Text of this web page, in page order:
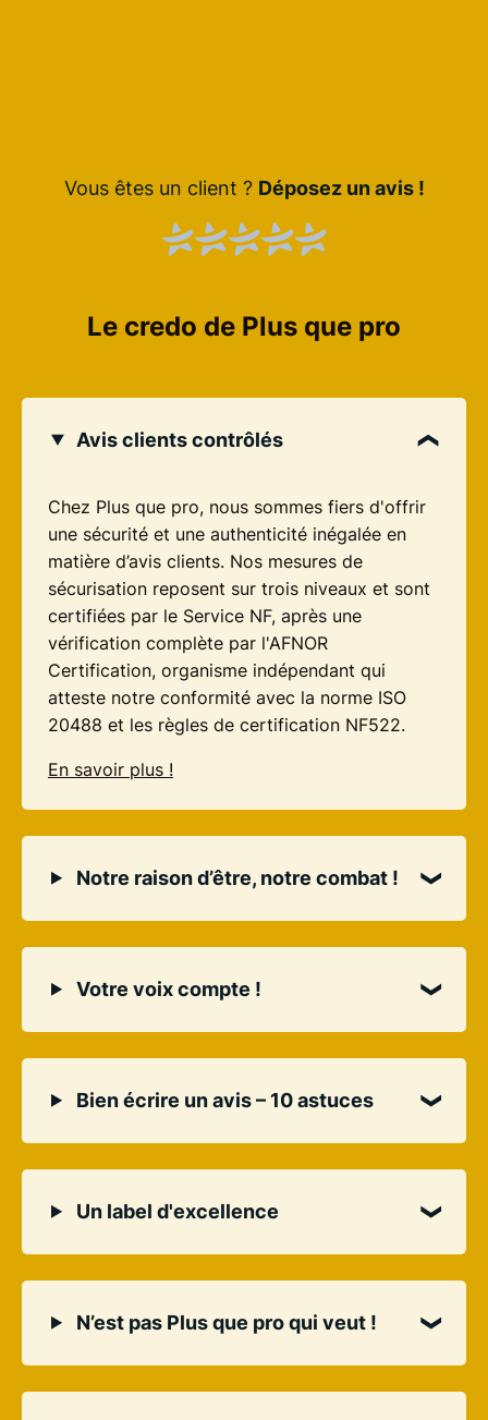
Vous êtes un client ? Déposez un avis !
Le credo de Plus que pro
Avis clients contrôlés
Chez Plus que pro, nous sommes fiers d'offrir
une sécurité et une authenticité inégalée en
matière d’avis clients. Nos mesures de
sécurisation reposent sur trois niveaux et sont
certifiées par le Service NF, après une
vérification complète par l'AFNOR
Certification, organisme indépendant qui
atteste notre conformité avec la norme ISO
20488 et les règles de certification NF522.
En savoir plus !
Notre raison d’être, notre combat !
Votre voix compte !
Bien écrire un avis – 10 astuces
Un label d'excellence
N’est pas Plus que pro qui veut !